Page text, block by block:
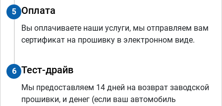
5 Оплата
Вы оплачиваете наши услуги, мы отправляем вам
сертификат на прошивку в электронном виде.
6 Тест-драйв
Мы предоставляем 14 дней на возврат заводской
прошивки, и денег (если ваш автомобиль